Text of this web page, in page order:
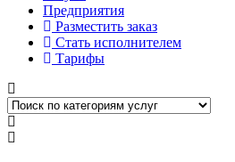
Предприятия
Разместить заказ
Стать исполнителем
Тарифы